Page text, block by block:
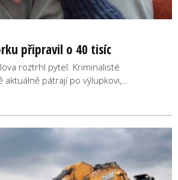
připravil o 40 tisíc
roztrhl pytel. Kriminalisté
aktuálně pátrají po výlupkovi,…